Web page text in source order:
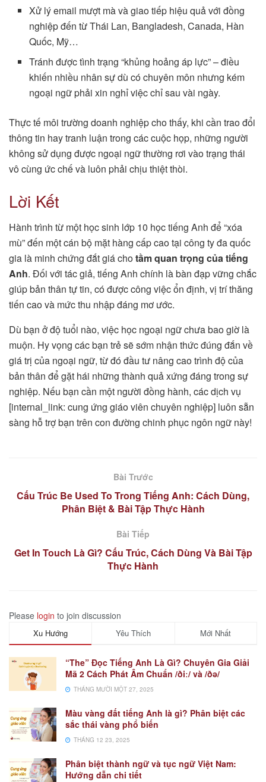
Xử lý email mượt mà và giao tiếp hiệu quả với đồng
nghiệp đến từ Thái Lan, Bangladesh, Canada, Hàn
Quốc, Mỹ…
Tránh được tình trạng “khủng hoảng áp lực” – điều
khiến nhiều nhân sự dù có chuyên môn nhưng kém
ngoại ngữ phải xin nghỉ việc chỉ sau vài ngày.
Thực tế môi trường doanh nghiệp cho thấy, khi cần trao đổi
thông tin hay tranh luận trong các cuộc họp, những người
không sử dụng được ngoại ngữ thường rơi vào trạng thái
vô cùng ức chế và luôn phải chịu thiệt thòi.
Lời Kết
Hành trình từ một học sinh lớp 10 học tiếng Anh để “xóa
mù” đến một cán bộ mặt hàng cấp cao tại công ty đa quốc
gia là minh chứng đắt giá chotầm quan trọng của tiếng
Anh. Đối với tác giả, tiếng Anh chính là bàn đạp vững chắc
giúp bản thân tự tin, có được công việc ổn định, vị trí thăng
tiến cao và mức thu nhập đáng mơ ước.
Dù bạn ở độ tuổi nào, việc học ngoại ngữ chưa bao giờ là
muộn. Hy vọng các bạn trẻ sẽ sớm nhận thức đúng đắn về
giá trị của ngoại ngữ, từ đó đầu tư nâng cao trình độ của
bản thân để gặt hái những thành quả xứng đáng trong sự
nghiệp. Nếu bạn cần một người đồng hành, các dịch vụ
[internal_link: cung ứng giáo viên chuyên nghiệp] luôn sẵn
sàng hỗ trợ bạn trên con đường chinh phục ngôn ngữ này!
Bài Trước
Cấu Trúc Be Used To Trong Tiếng Anh: Cách Dùng,
Phân Biệt & Bài Tập Thực Hành
Bài Tiếp
Get In Touch Là Gì? Cấu Trúc, Cách Dùng Và Bài Tập
Thực Hành
Please login to join discussion
Xu Hướng Yêu Thích Mới Nhất
“The” Đọc Tiếng Anh Là Gì? Chuyên Gia Giải
Mã 2 Cách Phát Âm Chuẩn /ðiː/ và /ðə/
THÁNG MƯỜI MỘT 27, 2025
Màu vàng đất tiếng Anh là gì? Phân biệt các
sắc thái vàng phổ biến
THÁNG 12 23, 2025
Phân biệt thành ngữ và tục ngữ Việt Nam:
Hướng dẫn chi tiết